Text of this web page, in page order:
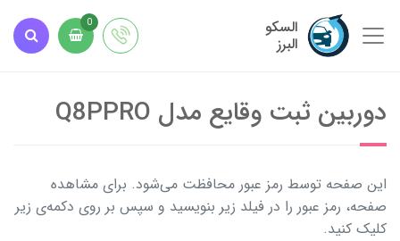
السکو
البرز
0
دوربین ثبت وقایع مدل Q8PPRO
این صفحه توسط رمز عبور محافظت می‌شود. برای مشاهده
صفحه، رمز عبور را در فیلد زیر بنویسید و سپس بر روی دکمه‌ی زیر
کلیک کنید.